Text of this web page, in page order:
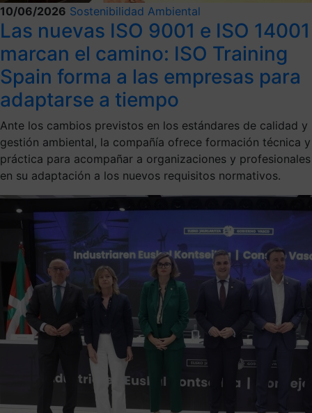
10/06/2026 Sostenibilidad Ambiental
Las nuevas ISO 9001 e ISO 14001
marcan el camino: ISO Training
Spain forma a las empresas para
adaptarse a tiempo
Ante los cambios previstos en los estándares de calidad y
gestión ambiental, la compañía ofrece formación técnica y
práctica para acompañar a organizaciones y profesionales
en su adaptación a los nuevos requisitos normativos.